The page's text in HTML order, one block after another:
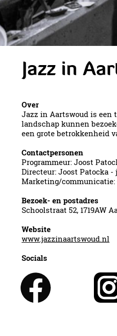
Jazz in
Over
Jazz in Aartswoud is een
landschap kunnen
een grote betrokkenheid
Contactpersonen
Programmeur: Joost
Directeur: Joost Patocka -
Marketing/communicatie:
Bezoek- en postadres
Schoolstraat 52, 1719AW
Website
www.jazzinaartswoud.nl
Socials